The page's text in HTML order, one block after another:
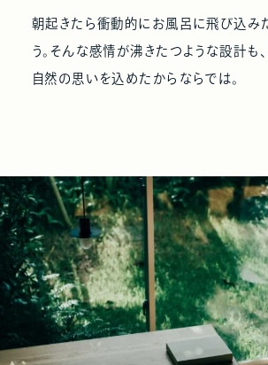
朝起きたら衝動的にお風呂に飛び込み
う。そんな感情が沸きたつような設計も
自然の思いを込めたからならでは。